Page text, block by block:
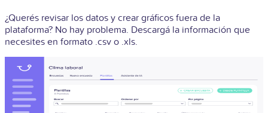
¿Querés revisar los datos y crear gráficos fuera de la
plataforma? No hay problema. Descargá la información que
necesites en formato .csv o .xls.